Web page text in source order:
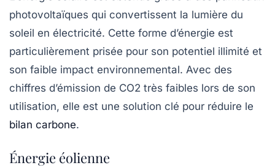
photovoltaïques qui convertissent la lumière du
soleil en électricité. Cette forme d’énergie est
particulièrement prisée pour son potentiel illimité et
son faible impact environnemental. Avec des
chiffres d’émission de CO2 très faibles lors de son
utilisation, elle est une solution clé pour réduire le
bilan carbone.
Énergie éolienne